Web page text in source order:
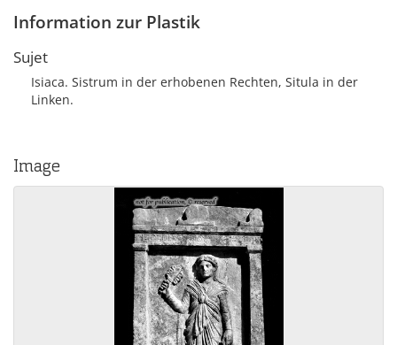
Information zur Plastik
Sujet
Isiaca. Sistrum in der erhobenen Rechten, Situla in der
Linken.
Image